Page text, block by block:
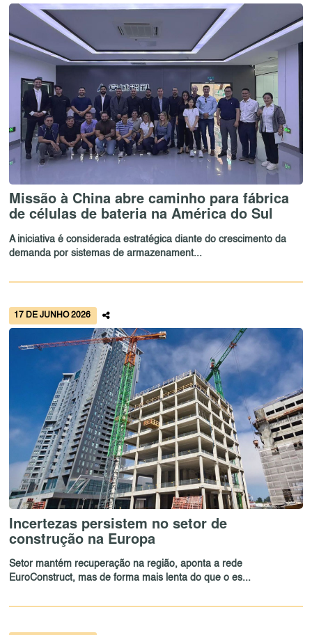
Missão à China abre caminho para fábrica
de células de bateria na América do Sul
A iniciativa é considerada estratégica diante do crescimento da
demanda por sistemas de armazenament...
17 DE JUNHO 2026
Incertezas persistem no setor de
construção na Europa
Setor mantém recuperação na região, aponta a rede
EuroConstruct, mas de forma mais lenta do que o es...